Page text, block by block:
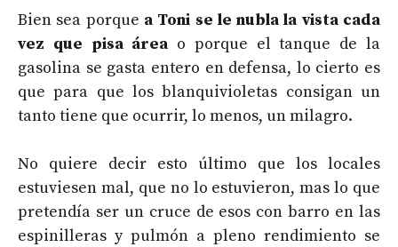
Bien sea porque a Toni se le nubla la vista cada
vez que pisa área o porque el tanque de la
gasolina se gasta entero en defensa, lo cierto es
que para que los blanquivioletas consigan un
tanto tiene que ocurrir, lo menos, un milagro.
No quiere decir esto último que los locales
estuviesen mal, que no lo estuvieron, mas lo que
pretendía ser un cruce de esos con barro en las
espinilleras y pulmón a pleno rendimiento se